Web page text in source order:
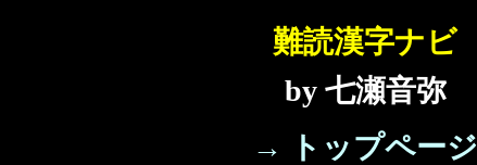
難読漢字ナビ
by 七瀬音弥
→ トップページ